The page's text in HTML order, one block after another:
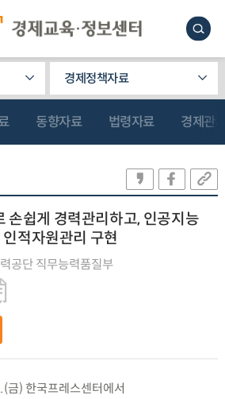
경제정책자료
동향자료 법령자료 경제관
손쉽게 경력관리하고, 인공지능
적자원관리 구현
공단 직무능력품질부
금) 한국프레스센터에서